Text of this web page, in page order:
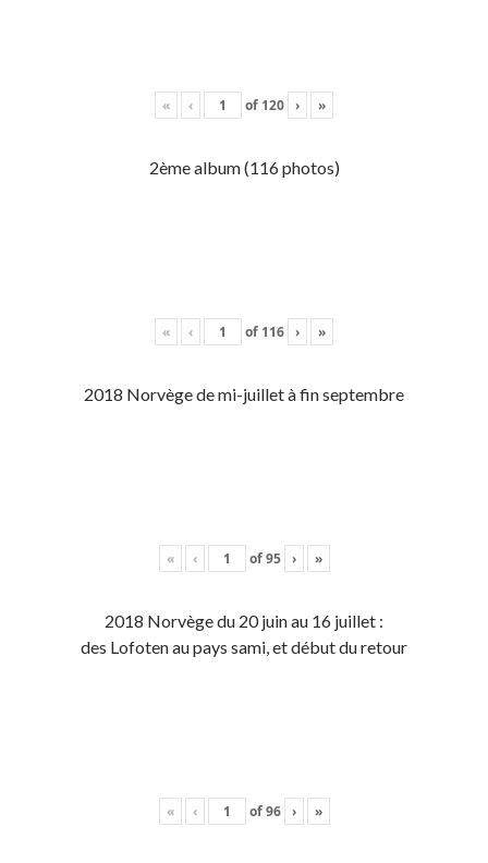
« ‹ of 120 › »
2ème album (116 photos)
« ‹ of 116 › »
2018 Norvège de mi-juillet à fin septembre
« ‹ of95 › »
2018 Norvège du 20 juin au 16 juillet :
des Lofoten au pays sami, et début du retour
« ‹ of96 › »